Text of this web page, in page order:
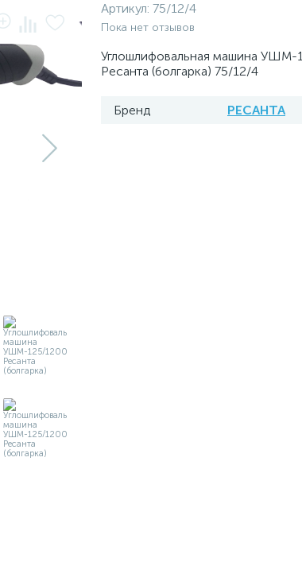
Артикул: 75/12/4
Пока нет отзывов
Углошлифовальная машина
Ресанта (болгарка) 75/12/4
Бренд РЕСАНТА